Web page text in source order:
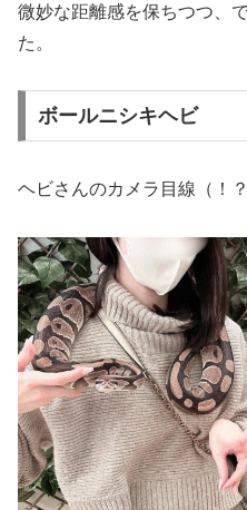
微妙な距離感を保ちつつ、
た。
ボールニシキヘビ
ヘビさんのカメラ目線（！